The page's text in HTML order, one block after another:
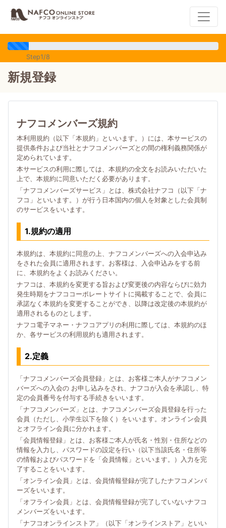
Step1/8
新規登録
ナフコメンバーズ規約
本利用規約（以下「本規約」といいます。）には、本サービスの
提供条件および当社とナフコメンバーズとの間の権利義務関係が
定められています。
本サービスの利用に際しては、本規約の全文をお読みいただいた
上で、本規約に同意いただく必要があります。
「ナフコメンバーズサービス」とは、株式会社ナフコ（以下「ナ
フコ」といいます。）が行う日本国内の個人を対象とした会員制
のサービスをいいます。
1.規約の適用
本規約は、本規約に同意の上、ナフコメンバーズへの入会申込み
をされた会員に適用されます。お客様は、入会申込みをする前
に、本規約をよくお読みください。
ナフコは、本規約を変更する旨および変更後の内容ならびに効力
発生時期をナフココーポレートサイトに掲載することで、会員に
承諾なく本規約を変更することができ、以降は改定後の本規約が
適用されるものとします。
ナフコ電子マネー・ナフコアプリの利用に際しては、本規約のほ
か、各サービスの利用規約も適用されます。
2.定義
「ナフコメンバーズ会員登録」とは、お客様ご本人がナフコメン
バーズへの入会の お申し込みをされ、ナフコが入会を承認し、特
定の会員番号を付与する手続きをいいます。
「ナフコメンバーズ」とは、ナフコメンバーズ会員登録を行った
会員（ただし、小学生以下を除く）をいいます。オンライン会員
とオフライン会員に分かれます。
「会員情報登録」とは、お客様ご本人が氏名・性別・住所などの
情報を入力し、パスワードの設定を行い（以下当該氏名・住所等
の情報およびパスワードを「会員情報」といいます。）入力を完
了することをいいます。
「オンライン会員」とは、会員情報登録が完了したナフコメンバ
ーズをいいます。
「オフライン会員」とは、会員情報登録が完了していないナフコ
メンバーズをいいます。
「ナフコオンラインストア」（以下「オンラインストア」といい